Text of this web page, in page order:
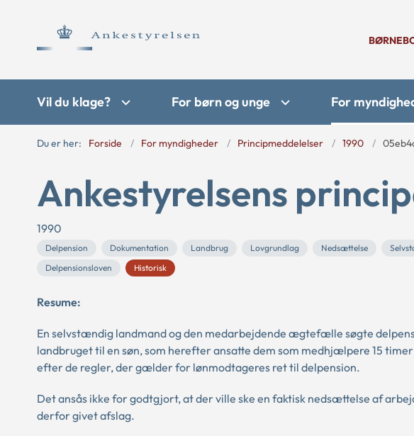
Vil du klage? For børn og unge For
Du er her: Forside For myndigheder Principmeddelelser 1990
Ankestyrelsens
1990
Delpension Dokumentation Landbrug Lovgrundlag Nedsættelse
Delpensionsloven
Historisk
Resume:
En selvstændig landmand og den medarbejdende ægtefælle søgte
landbruget til en søn, som herefter ansatte dem som medhjælpere 15
efter de regler, der gælder for lønmodtageres ret til delpension.
Det ansås ikke for godtgjort, at der ville ske en faktisk nedsættelse af
derfor givet afslag.